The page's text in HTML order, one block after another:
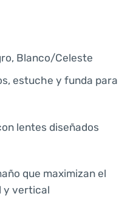
Blanco/Celeste
estuche y funda para
lentes diseñados
que maximizan el
y vertical